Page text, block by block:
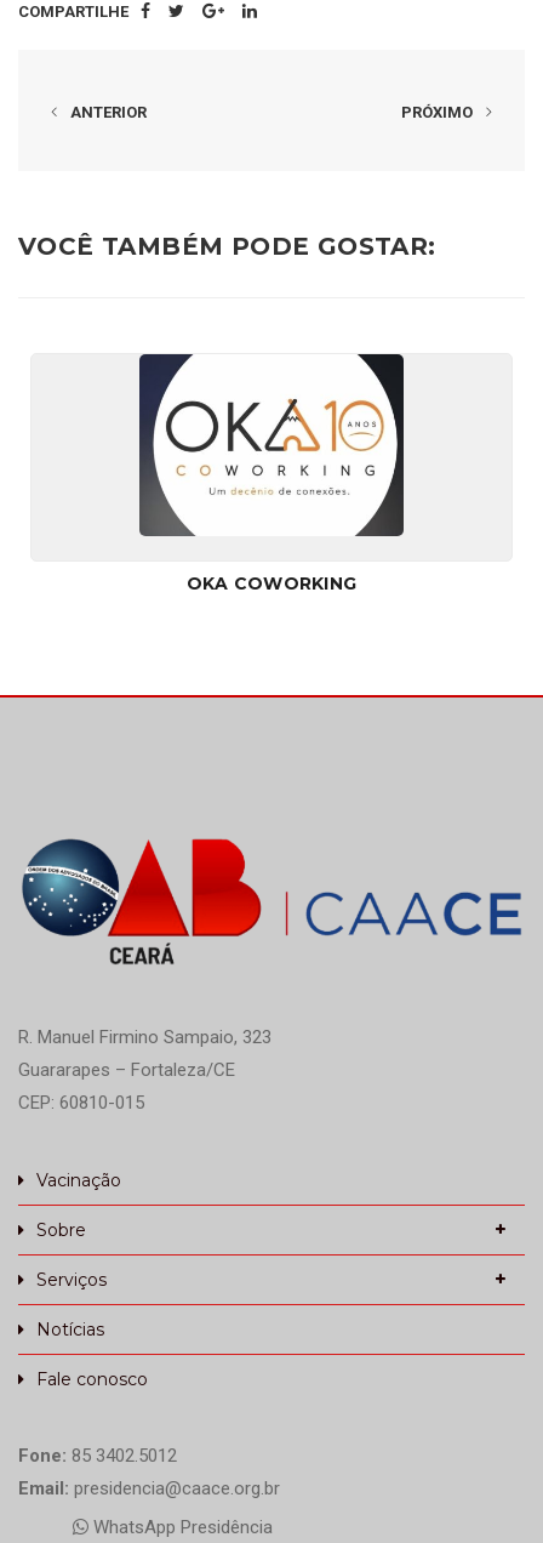
COMPARTILHE
ANTERIOR PRÓXIMO
VOCÊ TAMBÉM PODE GOSTAR:
OKA COWORKING
R. Manuel Firmino Sampaio, 323
Guararapes – Fortaleza/CE
CEP: 60810-015
Vacinação
Sobre
Serviços
Notícias
Fale conosco
Fone: 85 3402.5012
Email: presidencia@caace.org.br
WhatsApp Presidência